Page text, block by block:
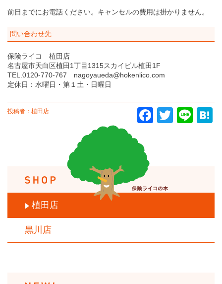
前日までにお電話ください。キャンセルの費用は掛かりません。
問い合わせ先
保険ライコ 植田店
名古屋市天白区植田1丁目1315スカイビル植田1F
TEL.0120-770-767 nagoyaueda@hokenlico.com
定休日：水曜日・第１土・日曜日
投稿者：植田店
FacebookTwitter Line
植田店
黒川店